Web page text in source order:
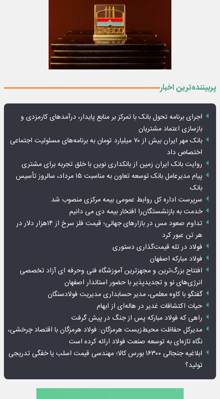
پربیننده‌ترین اخبار
اجرای برنامه تحول بانک با تمرکز بر منابع پایدار، درآمدهای کارمزدی و
بازسازی اعتماد مشتریان
بانک مهر ایران بیش از ۷۰ میلیارد تومان به برنامه‌های مسئولیت اجتماعی
اختصاص داد
روایت بانک ایران زمین از بانکداری نوین با خلق تجربه برای مشتری
پیام مدیرعامل بانک توسعه تعاون به مناسبت ۱۵ مرداد، سالروز تأسیس
بانک
سرپرست اداره کل روابط عمومی بیمه مرکزی منصوب شد
خدمت به بازنشستگان‌را افتخار بیمه دی می دانیم
تداوم صعود مس در بازارهای جهانی؛ قیمت فلز سرخ از ۱۴هزار دلار در
هر تن عبور کرد
فولاد در تله قیمت‌گذاری دستوری
فولاد مبارکه اصفهان
افتتاح بزرگ‌ترین و مجهزترین آموزشگاه فنی وحرفه ای آزاد تخصصی
انرژی‌های نو و تجدیدپذیر با حضور استاندار اصفهان
گفتگو با کاوه معلمی، مدیر حسابداری مدیریت فولادسنگان
حیات اکتشافات غدیر در هاله‌ای از ابهام
راهی که فولاد مبارکه پس از جنگ در پیش گرفت
مدیرکل حفاظت محیط‌زیست هرمزگان: فولاد هرمزگان با اقتصاد چرخشی،
نگاه تازه‌ای به توسعه صنعت فولاد ارائه کرده است
ابلاغیه جنجالی ۱۶۳۰۰ بورس کالا؛ مهندسی قیمت اسلب یا خفگی تدریجی
تولید؟